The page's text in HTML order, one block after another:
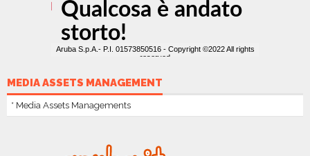
MEDIA ASSETS MANAGEMENT
* Media Assets Managements